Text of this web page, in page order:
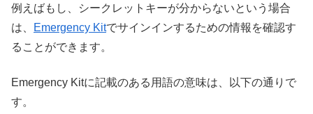
例えばもし、シークレットキーが分からないという場合
は、
Emergency Kitでサインインするための情報を確認す
ることができます。
Emergency Kitに記載のある用語の意味は、以下の通りで
す。